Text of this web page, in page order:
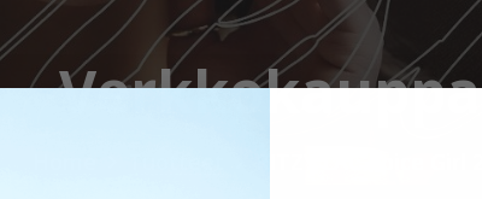
Verkkokauppa